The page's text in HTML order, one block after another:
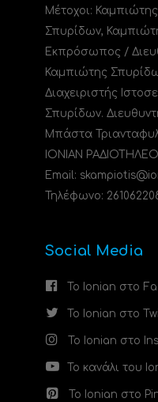
Μέτοχοι:
Σπυρίδων,
Εκπρόσωπος /
Καμπιώτης
Διαχειριστής
Σπυρίδων.
Μπάστα
ΙΟΝΙΑΝ
Email:
Τηλέφωνο:
Social Media
Το Ionian στο
Το Ionian στο
Το Ionian στο
Το κανάλι του
Το Ionian στο